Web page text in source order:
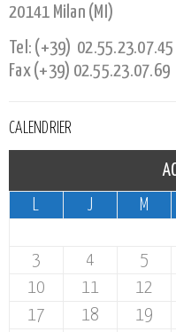
20141 Milan (MI)
Tel: (+39) 02.55.23.07.45
Fax (+39) 02.55.23.07.69
CALENDRIER
L
J M
3
4 5
10
11 12
17
18 19